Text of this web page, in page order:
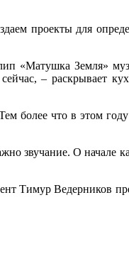
проекты для
«Матушка Земля»
– раскрывает
более что в этом
звучание. О начале
Тимур Ведерников